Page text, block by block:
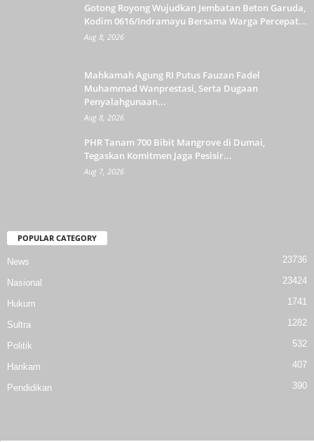
Gotong Royong Wujudkan Jembatan Beton Garuda,
Kodim 0616/Indramayu Bersama Warga Percepat...
Aug 8, 2026
Mahkamah Agung RI Putus Fauzan Fadel
Muhammad Wanprestasi, Serta Dugaan
Penyalahgunaan...
Aug 8, 2026
PHR Tanam 700 Bibit Mangrove di Dumai,
Tegaskan Komitmen Jaga Pesisir...
Aug 7, 2026
POPULAR CATEGORY
News 23736
Nasional 23424
Hukum 1741
Sultra 1282
Politik 532
Hankam 407
Pendidikan 390